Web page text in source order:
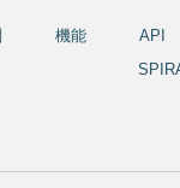
機能
API